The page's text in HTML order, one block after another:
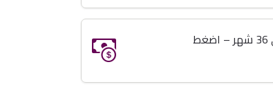
خذ اللي تبيه وريح بالك تقسيط من 3 إلى 36 شهر – اضغط